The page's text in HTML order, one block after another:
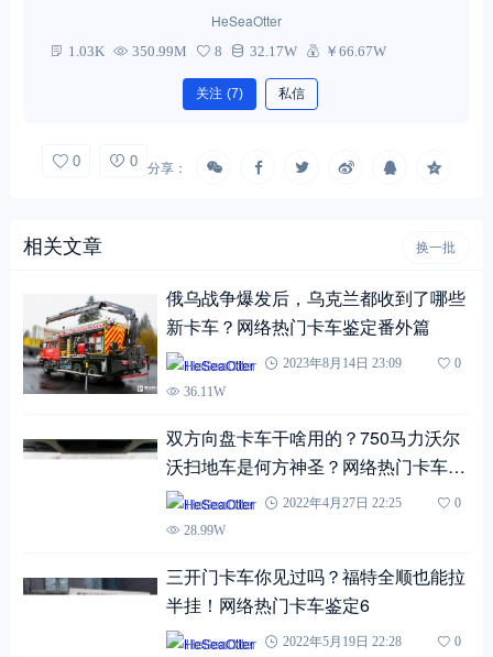
HeSeaOtter
1.03K 350.99M 8 32.17W ￥66.67W
关注 (7) 私信
0 0 分享：
相关文章 换一批
俄乌战争爆发后，乌克兰都收到了哪些
新卡车？网络热门卡车鉴定番外篇
HeSeaOtter 2023年8月14日 23:09
0
36.11W
双方向盘卡车干啥用的？750马力沃尔
沃扫地车是何方神圣？网络热门卡车鉴
定第四期
HeSeaOtter 2022年4月27日 22:25
0
28.99W
三开门卡车你见过吗？福特全顺也能拉
半挂！网络热门卡车鉴定6
HeSeaOtter 2022年5月19日 22:28
0